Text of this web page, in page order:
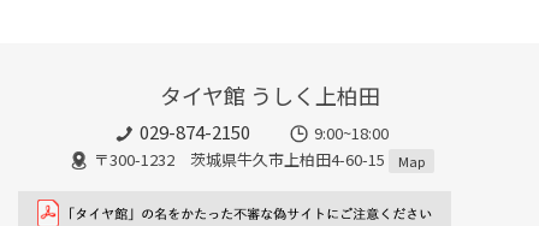
タイヤ館 うしく上柏田
029-874-2150
9:00~18:00
〒300-1232 茨城県牛久市上柏田4-60-15
Map